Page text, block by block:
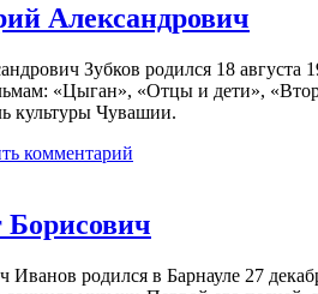
Александрович
Зубков родился 18 августа
«Цыган», «Отцы и дети»,
культуры Чувашии.
комментарий
Иванов родился в Барнауле 27